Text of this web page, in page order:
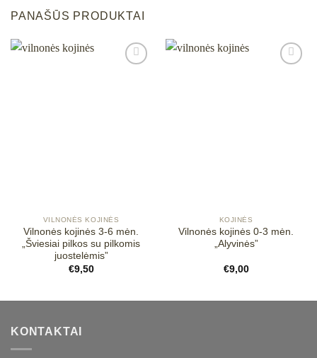
PANAŠŪS PRODUKTAI
VILNONĖS KOJINĖS
Vilnonės kojinės 3-6 mėn.
„Šviesiai pilkos su pilkomis
juostelėmis”
€9,50
KOJINĖS
Vilnonės kojinės 0-3 mėn.
„Alyvinės”
€9,00
KONTAKTAI